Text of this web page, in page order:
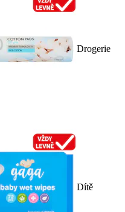
Drogerie
Dítě